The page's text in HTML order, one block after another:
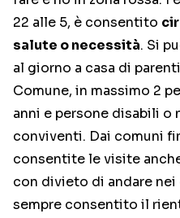
22 alle 5, è consentito
salute o necessità. Si
al giorno a casa di
Comune, in massimo 2
anni e persone disabili o
conviventi. Dai comuni
consentite le visite
con divieto di andare
sempre consentito il